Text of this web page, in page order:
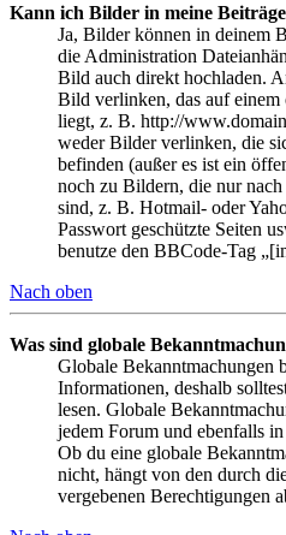
Kann ich Bilder in meine
Ja, Bilder können in deinem
die Administration
Bild auch direkt hochladen.
Bild verlinken, das auf
liegt, z. B. http://
weder Bilder verlinken, die
befinden (außer es ist ein
noch zu Bildern, die nur
sind, z. B. Hotmail- oder
Passwort geschützte Seiten
benutze den BBCode-Tag
Nach oben
Was sind globale
Globale Bekanntmachungen
Informationen, deshalb
lesen. Globale
jedem Forum und ebenfalls
Ob du eine globale
nicht, hängt von den durch
vergebenen Berechtigungen